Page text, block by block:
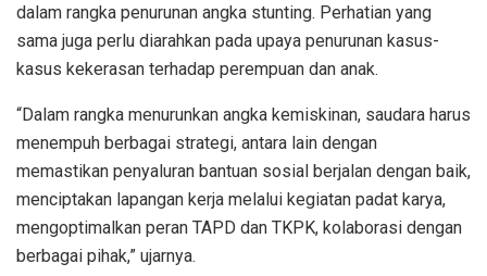
dalam rangka penurunan angka stunting. Perhatian yang
sama juga perlu diarahkan pada upaya penurunan kasus-
kasus kekerasan terhadap perempuan dan anak.
“Dalam rangka menurunkan angka kemiskinan, saudara harus
menempuh berbagai strategi, antara lain dengan
memastikan penyaluran bantuan sosial berjalan dengan baik,
menciptakan lapangan kerja melalui kegiatan padat karya,
mengoptimalkan peran TAPD dan TKPK, kolaborasi dengan
berbagai pihak,” ujarnya.